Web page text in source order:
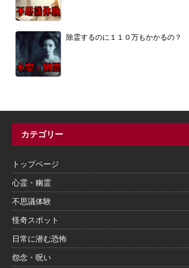
除霊するのに１１０万もかかるの？
カテゴリー
トップページ
心霊・幽霊
不思議体験
怪奇スポット
日常に潜む恐怖
怨念・呪い